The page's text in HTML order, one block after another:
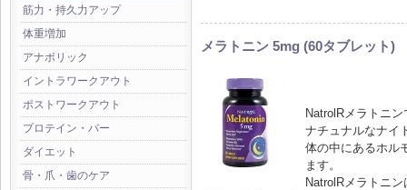
筋力・持久力アップ
体重増加
アナボリック
イントラワークアウト
ポストワークアウト
プロテイン・バー
ダイエット
骨・爪・歯のケア
メラトニン 5mg (60タブレット)
NatrolRメラトニ
ナチュナルなナイ
体の中にあるホル
ます。
NatrolRメラトニ